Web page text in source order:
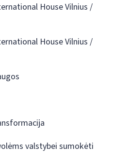
House Vilnius /
House Vilnius /
valstybei sumokėti